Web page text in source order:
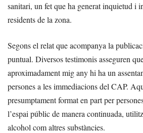
sanitari, un fet que ha generat inquietud i
residents de la zona.
Segons el relat que acompanya la
puntual. Diversos testimonis asseguren
aproximadament mig any hi ha un
persones a les immediacions del CAP.
presumptament format en part per
l’espai públic de manera continuada,
alcohol com altres substàncies.